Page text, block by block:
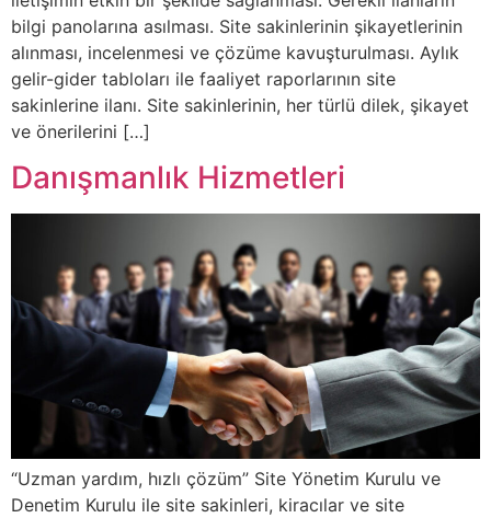
bilgi panolarına asılması. Site sakinlerinin şikayetlerinin
alınması, incelenmesi ve çözüme kavuşturulması. Aylık
gelir-gider tabloları ile faaliyet raporlarının site
sakinlerine ilanı. Site sakinlerinin, her türlü dilek, şikayet
ve önerilerini […]
Danışmanlık Hizmetleri
“Uzman yardım, hızlı çözüm” Site Yönetim Kurulu ve
Denetim Kurulu ile site sakinleri, kiracılar ve site